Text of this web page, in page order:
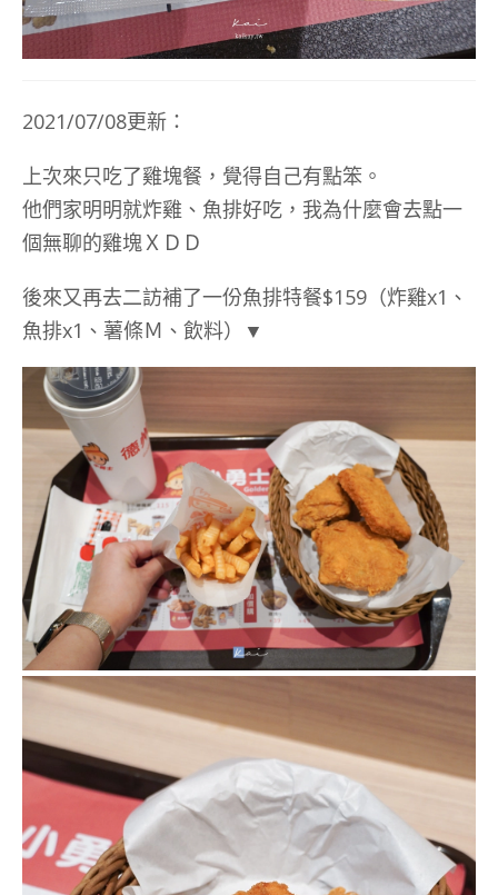
2021/07/08更新：
上次來只吃了雞塊餐，覺得自己有點笨。
他們家明明就炸雞、魚排好吃，我為什麼會去點一
個無聊的雞塊ＸＤＤ
後來又再去二訪補了一份魚排特餐$159（炸雞x1、
魚排x1、薯條Ｍ、飲料）▼